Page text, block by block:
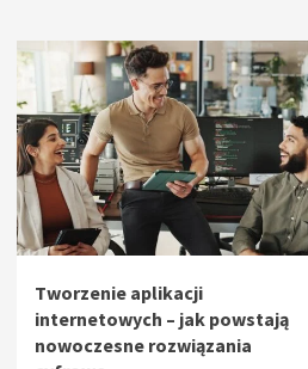
Tworzenie aplikacji
internetowych – jak powstają
nowoczesne rozwiązania